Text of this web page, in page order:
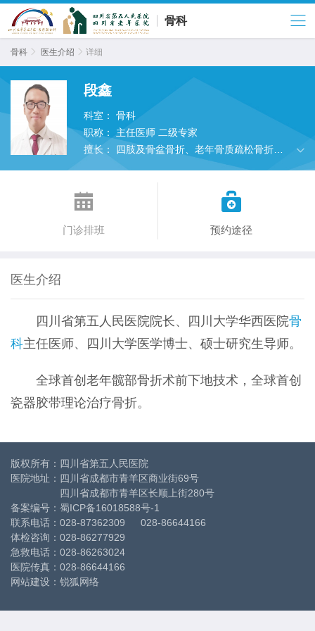
骨科
骨科  医生介绍  详细
段鑫
科室：
骨科
职称： 主任医师 二级专家
擅长： 四肢及骨盆骨折、老年骨质疏松骨折、
四肢畸形矫形、慢性骨髓炎、大面积创面、慢性
创面感染、神经损伤修复、骨科导航技术、骨科
微创技术等。全球首创老年髋部骨折术前下地技

门诊排班

预约途径
医生介绍
四川省第五人民医院院长、四川大学华西医院骨
科主任医师、四川大学医学博士、硕士研究生导师。
全球首创老年髋部骨折术前下地技术，全球首创
瓷器胶带理论治疗骨折。
版权所有：四川省第五人民医院
医院地址：四川省成都市青羊区商业街69号
四川省成都市青羊区长顺上街280号
备案编号： 蜀ICP备16018588号-1
联系电话：028-87362309 028-86644166
体检咨询：028-86277929
急救电话：028-86263024
医院传真：028-86644166
网站建设 ： 锐狐网络